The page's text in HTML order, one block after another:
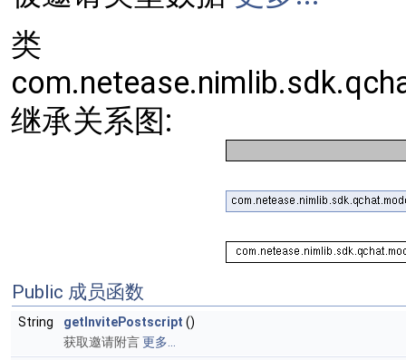
类
继承关系图:
Public 成员函数
String getInvitePostscript ()
获取邀请附言更多...